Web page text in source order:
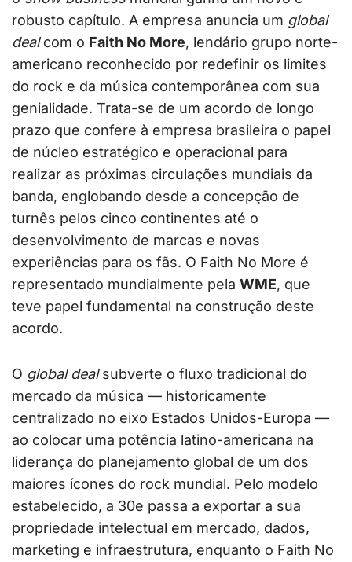
robusto capítulo. A empresa anuncia um global
dealcom o Faith No More, lendário grupo norte-
americano reconhecido por redefinir os limites
do rock e da música contemporânea com sua
genialidade. Trata-se de um acordo de longo
prazo que confere à empresa brasileira o papel
de núcleo estratégico e operacional para
realizar as próximas circulações mundiais da
banda, englobando desde a concepção de
turnês pelos cinco continentes até o
desenvolvimento de marcas e novas
experiências para os fãs. O Faith No More é
representado mundialmente pela WME, que
teve papel fundamental na construção deste
acordo.
O global dealsubverte o fluxo tradicional do
mercado da música — historicamente
centralizado no eixo Estados Unidos-Europa —
ao colocar uma potência latino-americana na
liderança do planejamento global de um dos
maiores ícones do rock mundial. Pelo modelo
estabelecido, a 30e passa a exportar a sua
propriedade intelectual em mercado, dados,
marketing e infraestrutura, enquanto o Faith No